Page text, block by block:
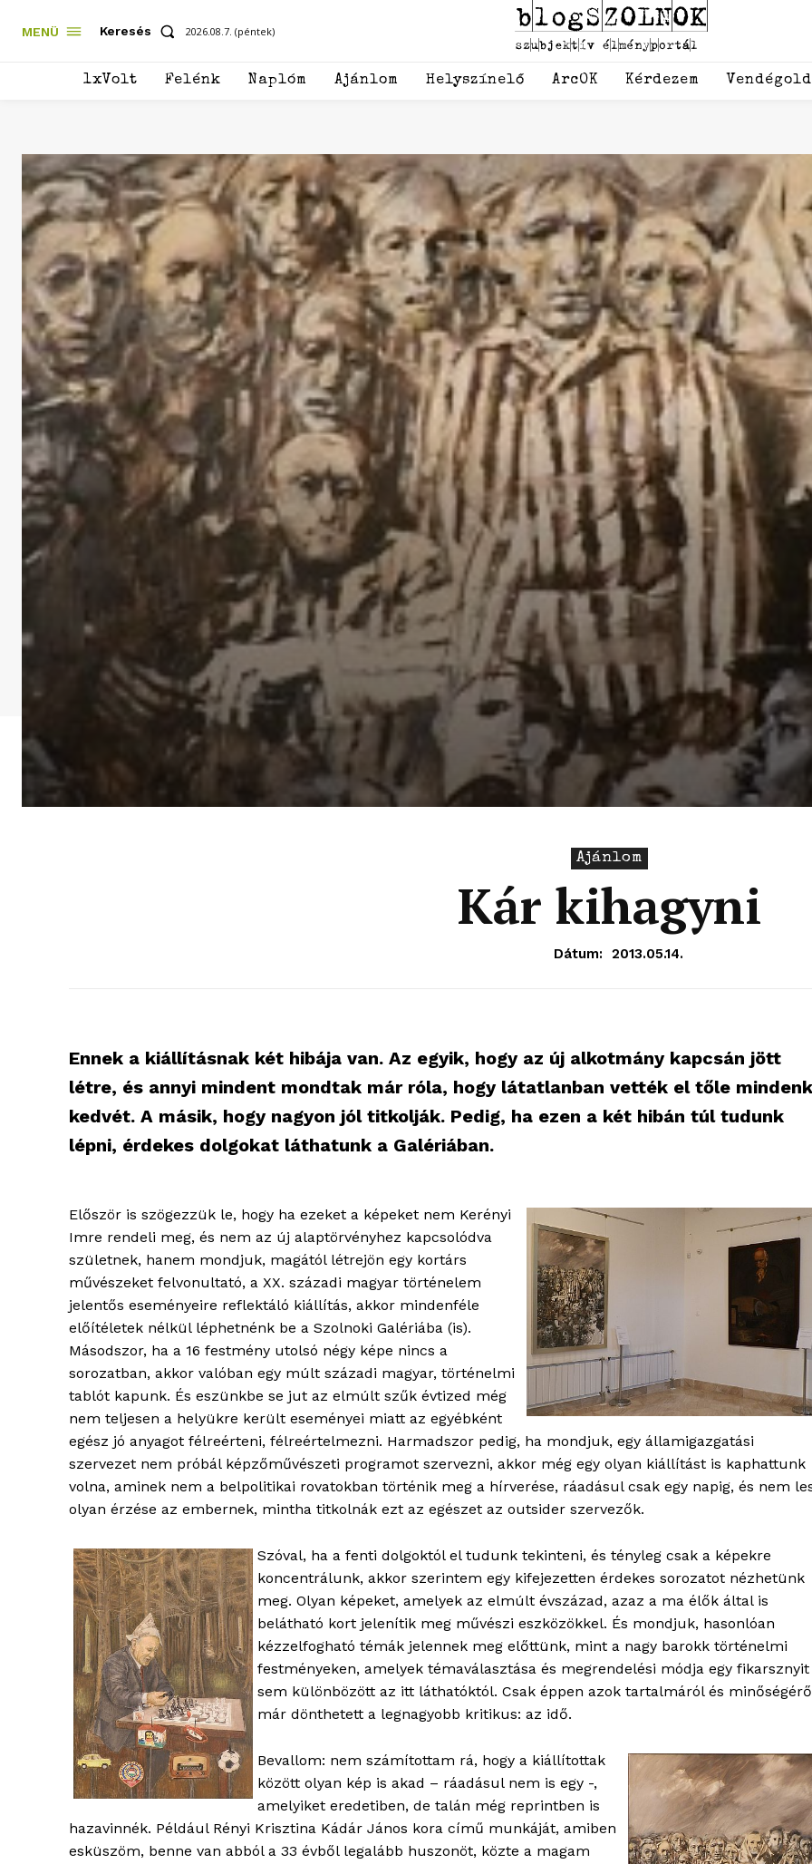
blogSZOLNOK
élményportál
Hasznos
bSZ fiók
Előfizetés
MENÜ Keresés 2026.08.7. (péntek)
1xVolt Felénk Naplóm Ajánlom Helyszínelő ArcOK Kérdezem
Ajánlom
Kár kihagyni
Dátum: 2013.05.14.
Ennek a kiállításnak két hibája van. Az egyik, hogy az új alkotmány kapcsán jött
létre, és annyi mindent mondtak már róla, hogy látatlanban vették el tőle
kedvét. A másik, hogy nagyon jól titkolják. Pedig, ha ezen a két hibán túl tudunk
lépni, érdekes dolgokat láthatunk a Galériában.
Először is szögezzük le, hogy ha ezeket a képeket nem Kerényi
Imre rendeli meg, és nem az új alaptörvényhez kapcsolódva
születnek, hanem mondjuk, magától létrejön egy kortárs
művészeket felvonultató, a XX. századi magyar történelem
jelentős eseményeire reflektáló kiállítás, akkor mindenféle
előítéletek nélkül léphetnénk be a Szolnoki Galériába (is).
Másodszor, ha a 16 festmény utolsó négy képe nincs a
sorozatban, akkor valóban egy múlt századi magyar, történelmi
tablót kapunk. És eszünkbe se jut az elmúlt szűk évtized még
nem teljesen a helyükre került eseményei miatt az egyébként
egész jó anyagot félreérteni, félreértelmezni. Harmadszor pedig, ha mondjuk, egy államigazgatási
szervezet nem próbál képzőművészeti programot szervezni, akkor még egy olyan kiállítást is kaphattunk
volna, aminek nem a belpolitikai rovatokban történik meg a hírverése, ráadásul csak egy napig, és nem
olyan érzése az embernek, mintha titkolnák ezt az egészet az outsider szervezők.
Szóval, ha a fenti dolgoktól el tudunk tekinteni, és tényleg csak a képekre
koncentrálunk, akkor szerintem egy kifejezetten érdekes sorozatot nézhetünk
meg. Olyan képeket, amelyek az elmúlt évszázad, azaz a ma élők által is
belátható kort jelenítik meg művészi eszközökkel. És mondjuk, hasonlóan
kézzelfogható témák jelennek meg előttünk, mint a nagy barokk történelmi
festményeken, amelyek témaválasztása és megrendelési módja egy fikarsznyit
sem különbözött az itt láthatóktól. Csak éppen azok tartalmáról és
már dönthetett a legnagyobb kritikus: az idő.
Bevallom: nem számítottam rá, hogy a kiállítottak
között olyan kép is akad – ráadásul nem is egy -,
amelyiket eredetiben, de talán még reprintben is
hazavinnék. Például Rényi Krisztina Kádár János kora című munkáját, amiben
esküszöm, benne van abból a 33 évből legalább huszonöt, közte a magam